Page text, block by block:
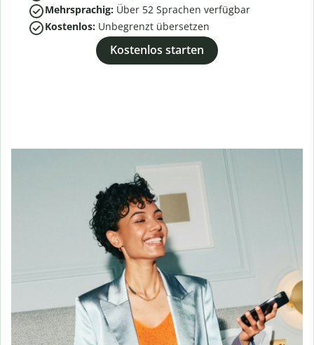
Mehrsprachig: Über 52 Sprachen verfügbar
Kostenlos: Unbegrenzt übersetzen
Kostenlos starten